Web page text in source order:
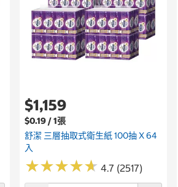
$1,159
$0.19 / 1張
舒潔 三層抽取式衛生紙 100抽 X 64
入
★★★★★
★★★★★ 4.7 (2517)